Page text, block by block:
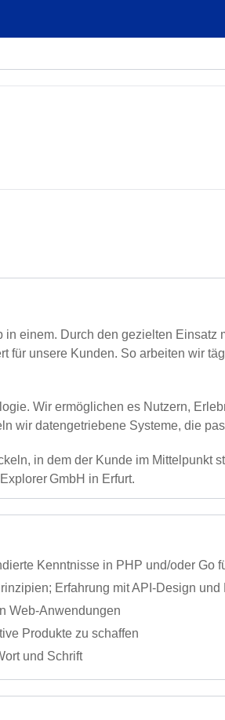
einem. Durch den gezielten
für unsere Kunden. So arbeiten wir
Wir ermöglichen es Nutzern,
wir datengetriebene Systeme, die
in dem der Kunde im
GmbH in Erfurt.
Kenntnisse in PHP und/oder Go
Erfahrung mit API‑Design
Web‑Anwendungen
Produkte zu schaffen
und Schrift